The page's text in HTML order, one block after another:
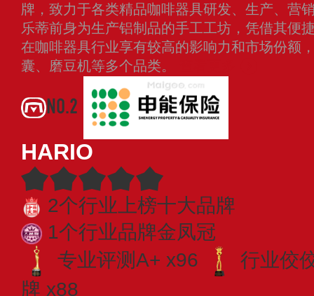
牌，致力于各类精品咖啡器具研发、生产、营
乐蒂前身为生产铝制品的手工工坊，凭借其便
在咖啡器具行业享有较高的影响力和市场份额
囊、磨豆机等多个品类。
NO.2
HARIO
2个行业上榜十大品牌
1个行业品牌金凤冠
专业评测A+ x96
行业佼
牌 x88